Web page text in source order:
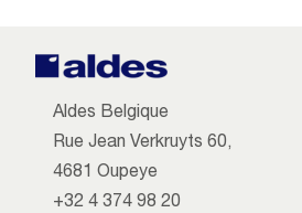
Aldes Belgique
Rue Jean Verkruyts 60,
4681 Oupeye
+32 4 374 98 20